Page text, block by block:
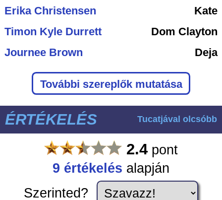
Erika Christensen
Kate
Timon Kyle Durrett
Dom Clayton
Journee Brown
Deja
További szereplők mutatása
ÉRTÉKELÉS Tucatjával olcsóbb
2.4 pont
9 értékelés alapján
Szerinted?